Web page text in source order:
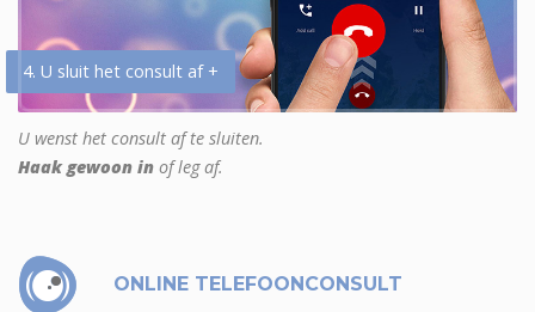
4. U sluit het consult af +
U wenst het consult af te sluiten.
Haak gewoon in of leg af.
ONLINE TELEFOONCONSULT